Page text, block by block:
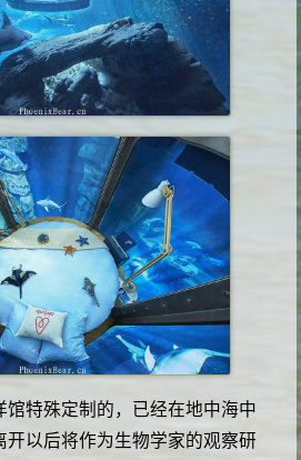
馆特殊定制的，已经在地中海中
开以后将作为生物学家的观察研